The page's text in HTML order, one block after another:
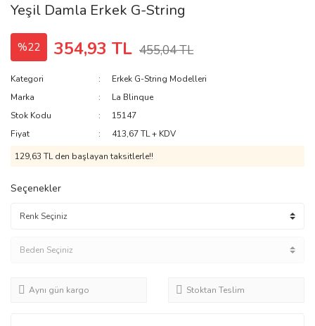
Yeşil Damla Erkek G-String
%22 354,93 TL 455,04 TL
Kategori
Erkek G-String Modelleri
Marka
La Blinque
Stok Kodu
15147
Fiyat
413,67 TL + KDV
129,63 TL den başlayan taksitlerle!!
Seçenekler
Aynı gün kargo Stoktan Teslim